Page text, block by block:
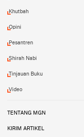
Khutbah
Opini
Pesantren
Shirah Nabi
Tinjauan Buku
Video
TENTANG MGN
KIRIM ARTIKEL